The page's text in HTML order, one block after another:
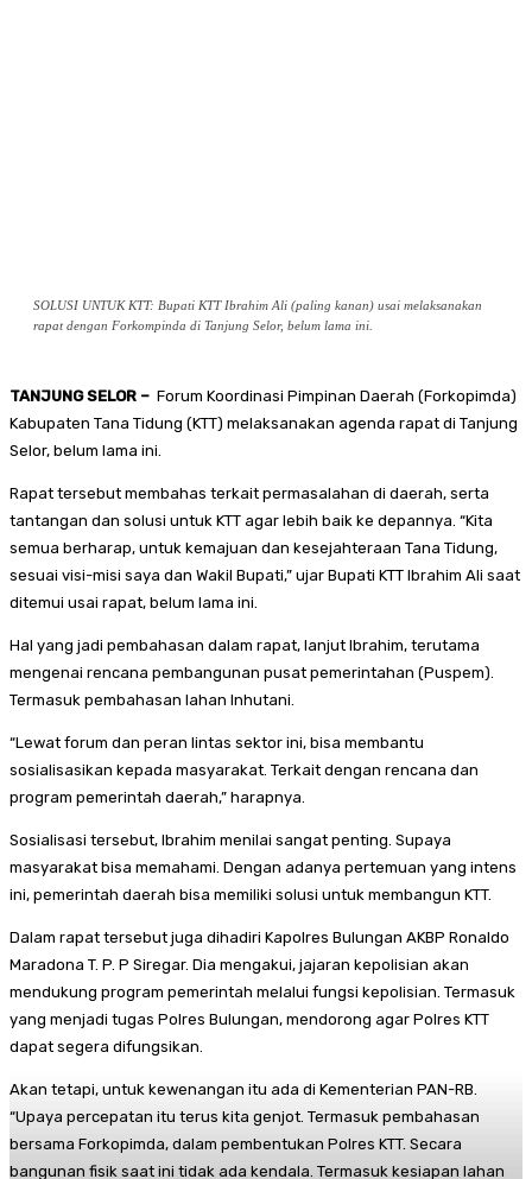
SOLUSI UNTUK KTT: Bupati KTT Ibrahim Ali (paling kanan) usai melaksanakan
rapat dengan Forkompinda di Tanjung Selor, belum lama ini.
TANJUNG SELOR – Forum Koordinasi Pimpinan Daerah (Forkopimda)
Kabupaten Tana Tidung (KTT) melaksanakan agenda rapat di Tanjung
Selor, belum lama ini.
Rapat tersebut membahas terkait permasalahan di daerah, serta
tantangan dan solusi untuk KTT agar lebih baik ke depannya. “Kita
semua berharap, untuk kemajuan dan kesejahteraan Tana Tidung,
sesuai visi-misi saya dan Wakil Bupati,” ujar Bupati KTT Ibrahim Ali saat
ditemui usai rapat, belum lama ini.
Hal yang jadi pembahasan dalam rapat, lanjut Ibrahim, terutama
mengenai rencana pembangunan pusat pemerintahan (Puspem).
Termasuk pembahasan lahan Inhutani.
“Lewat forum dan peran lintas sektor ini, bisa membantu
sosialisasikan kepada masyarakat. Terkait dengan rencana dan
program pemerintah daerah,” harapnya.
Sosialisasi tersebut, Ibrahim menilai sangat penting. Supaya
masyarakat bisa memahami. Dengan adanya pertemuan yang intens
ini, pemerintah daerah bisa memiliki solusi untuk membangun KTT.
Dalam rapat tersebut juga dihadiri Kapolres Bulungan AKBP Ronaldo
Maradona T. P. P Siregar. Dia mengakui, jajaran kepolisian akan
mendukung program pemerintah melalui fungsi kepolisian. Termasuk
yang menjadi tugas Polres Bulungan, mendorong agar Polres KTT
dapat segera difungsikan.
Akan tetapi, untuk kewenangan itu ada di Kementerian PAN-RB.
“Upaya percepatan itu terus kita genjot. Termasuk pembahasan
bersama Forkopimda, dalam pembentukan Polres KTT. Secara
bangunan fisik saat ini tidak ada kendala. Termasuk kesiapan lahan